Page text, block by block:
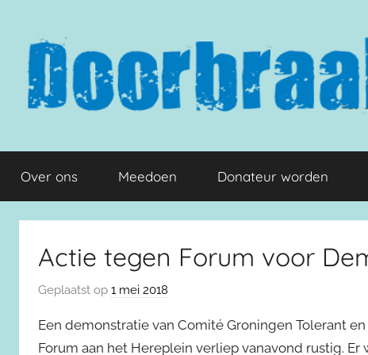
inhoud
springen
Doorbraak.eu
Over ons Meedoen Donateur worden
Actie tegen Forum voor
Geplaatst op 1 mei 2018
Een demonstratie van Comité Groningen Tolerant
Forum aan het Hereplein verliep vanavond rustig.